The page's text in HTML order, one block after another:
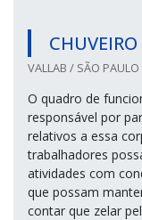
VALLAB / SÃO PAULO
O quadro de
responsável por
relativos a essa
trabalhadores
atividades com
que possam
contar que zelar